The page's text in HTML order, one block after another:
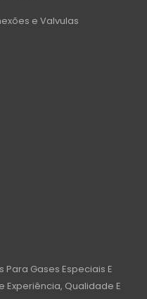
e Valvulas
Para Gases Especiais E
Experiência, Qualidade E